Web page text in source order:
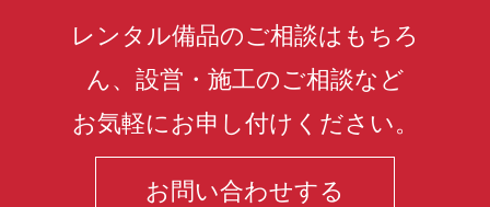
レンタル備品のご相談はもちろ
ん、設営・施工のご相談など
お気軽にお申し付けください。
お問い合わせする